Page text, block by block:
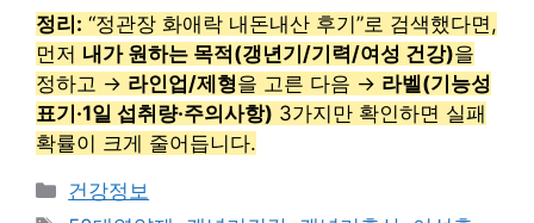
정리: “정관장 화애락 내돈내산 후기”로 검색했다면,
먼저 내가 원하는 목적(갱년기/기력/여성 건강)을
정하고 → 라인업/제형을 고른 다음 → 라벨(기능성
표기·1일 섭취량·주의사항) 3가지만 확인하면 실패
확률이 크게 줄어듭니다.
카
테
건강정보